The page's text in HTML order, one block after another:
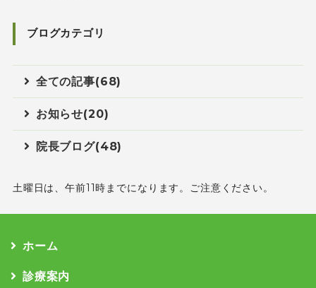
ブログカテゴリ
全ての記事(68)
お知らせ(20)
院長ブログ(48)
土曜日は、午前11時までになります。ご注意ください。
ホーム
診療案内